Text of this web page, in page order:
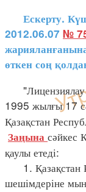
Ескерту.
2012.06.07 №
өткен соң
"Лицензиялау
1995 жылғы 17
Қазақстан
Заңына сәйкес
қаулы етеді:
1. Қазақстан
шешімдеріне